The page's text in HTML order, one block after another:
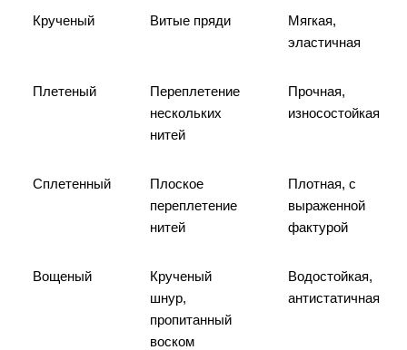
Крученый Витые пряди
Мягкая,
эластичная
Плетеный
Переплетение
нескольких
нитей
Прочная,
износостойкая
Сплетенный
Плоское
переплетение
нитей
Плотная, с
выраженной
фактурой
Вощеный
Крученый
шнур,
пропитанный
воском
Водостойкая,
антистатичная